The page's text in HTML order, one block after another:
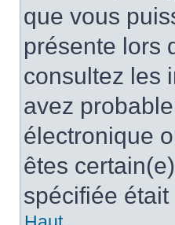
que vous
présente lors
consultez les
avez
électronique
êtes
spécifiée